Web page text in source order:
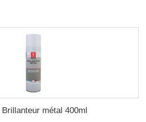
Brillanteur métal 400ml